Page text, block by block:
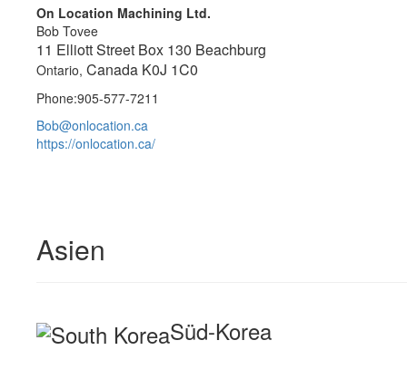
On Location Machining Ltd.
Bob Tovee
11 Elliott Street Box 130 Beachburg
Ontario, Canada K0J 1C0
Phone:905-577-7211
Bob@onlocation.ca
https://onlocation.ca/
Asien
Süd-Korea